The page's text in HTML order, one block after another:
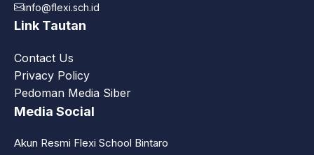
info@flexi.sch.id
Link Tautan
Contact Us
Privacy Policy
Pedoman Media Siber
Media Social
Akun Resmi Flexi School Bintaro